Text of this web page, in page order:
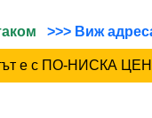
>>> Виж
е с ПО-НИСКА